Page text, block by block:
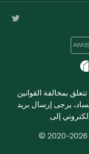
بمخالفة القوانين
يرجى إرسال بريد